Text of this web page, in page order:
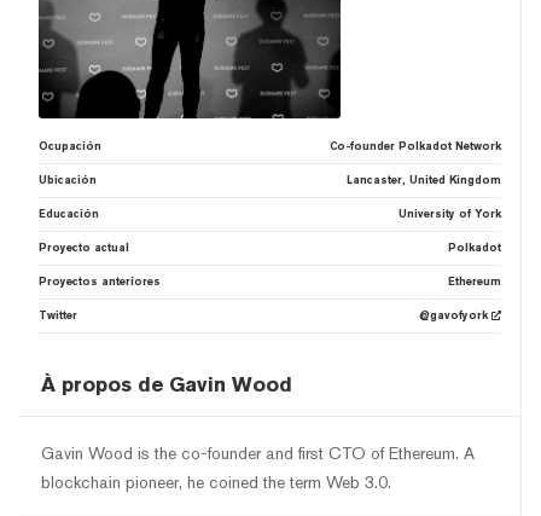
Ocupación Co-founder Polkadot Network
Ubicación Lancaster, United Kingdom
Educación University of York
Proyecto actual Polkadot
Proyectos anteriores Ethereum
Twitter @gavofyork
À propos de Gavin Wood
Gavin Wood is the co-founder and first CTO of Ethereum. A
blockchain pioneer, he coined the term Web 3.0.